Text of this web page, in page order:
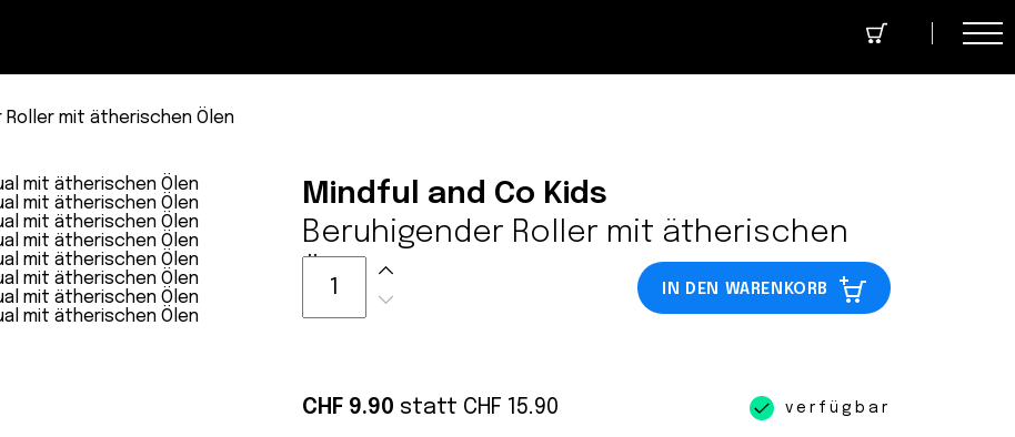
Community
Roller mit ätherischen Ölen
Mindful and Co Kids
Beruhigender Roller mit ätherischen
Ölen
CHF 9.90 statt CHF 15.90 verfügbar
IN DEN WARENKORB